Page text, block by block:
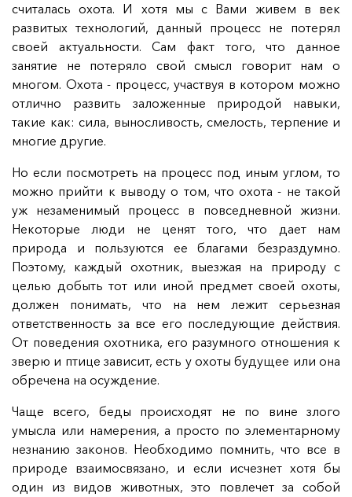
считалась охота. И хотя мы с Вами живем в век
развитых технологий, данный процесс не потерял
своей актуальности. Сам факт того, что данное
занятие не потеряло свой смысл говорит нам о
многом. Охота - процесс, участвуя в котором можно
отлично развить заложенные природой навыки,
такие как: сила, выносливость, смелость, терпение и
многие другие.
Но если посмотреть на процесс под иным углом, то
можно прийти к выводу о том, что охота - не такой
уж незаменимый процесс в повседневной жизни.
Некоторые люди не ценят того, что дает нам
природа и пользуются ее благами безраздумно.
Поэтому, каждый охотник, выезжая на природу с
целью добыть тот или иной предмет своей охоты,
должен понимать, что на нем лежит серьезная
ответственность за все его последующие действия.
От поведения охотника, его разумного отношения к
зверю и птице зависит, есть у охоты будущее или она
обречена на осуждение.
Чаще всего, беды происходят не по вине злого
умысла или намерения, а просто по элементарному
незнанию законов. Необходимо помнить, что все в
природе взаимосвязано, и если исчезнет хотя бы
один из видов животных, это повлечет за собой